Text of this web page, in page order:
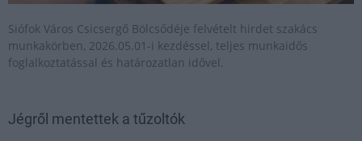
Siófok Város Csicsergő Bölcsődéje felvételt hirdet szakács
munkakörben, 2026.05.01-i kezdéssel, teljes munkaidős
foglalkoztatással és határozatlan idővel.
Jégről mentettek a tűzoltók